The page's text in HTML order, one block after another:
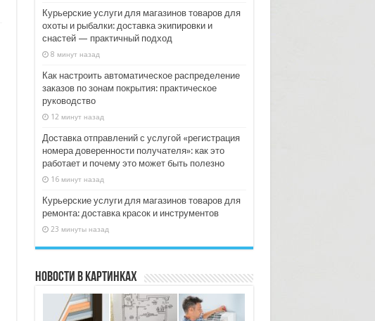
Курьерские услуги для магазинов товаров для
охоты и рыбалки: доставка экипировки и
снастей — практичный подход
8 минут назад
Как настроить автоматическое распределение
заказов по зонам покрытия: практическое
руководство
12 минут назад
Доставка отправлений с услугой «регистрация
номера доверенности получателя»: как это
работает и почему это может быть полезно
16 минут назад
Курьерские услуги для магазинов товаров для
ремонта: доставка красок и инструментов
23 минуты назад
Новости в картинках